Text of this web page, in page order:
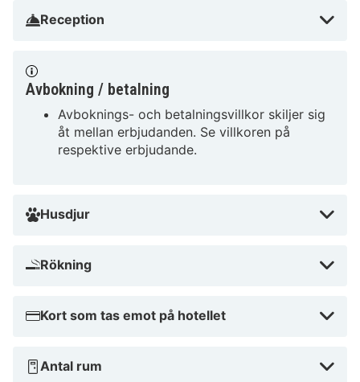
Reception
Avbokning / betalning
Avboknings- och betalningsvillkor skiljer sig
åt mellan erbjudanden. Se villkoren på
respektive erbjudande.
Husdjur
Rökning
Kort som tas emot på hotellet
Antal rum